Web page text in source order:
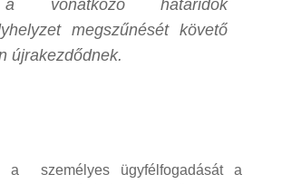
vonatkozó határidők
megszűnését követő
újrakezdődnek.
a személyes ügyfélfogadását a